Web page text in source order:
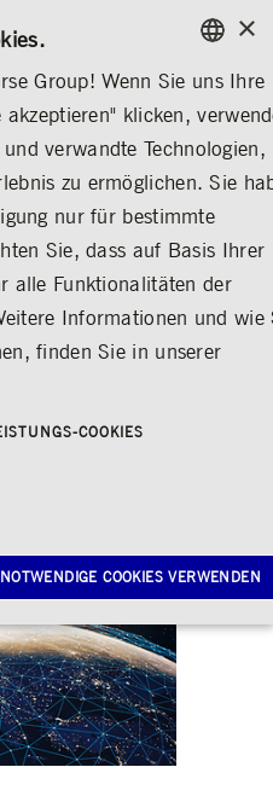
KONTAKT
in
Teilen Drucken
ENGLISH
ENGLISH
×
Group! Wenn Sie uns Ihre
klicken,
verwandte Technologien,
zu ermöglichen. Sie
nur für bestimmte
Sie, dass auf Basis Ihrer
alle Funktionalitäten der
Informationen und wie
finden Sie in unserer
COOKIES
COOKIES VERWENDEN
Cookies Targeting-Cookies
Website wie Benutzeranmeldung und
die Website nicht richtig genutzt werden.